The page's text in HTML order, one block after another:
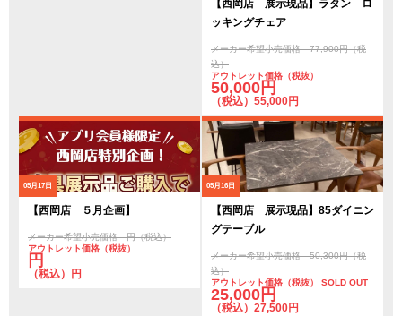
【西岡店 展示現品】ラタン ロ
ッキングチェア
メーカー希望小売価格 77,900円（税
込）
アウトレット価格（税抜）
50,000円
（税込）55,000円
05月17日
【西岡店 ５月企画】
メーカー希望小売価格 円（税込）
アウトレット価格（税抜）
円
（税込）円
05月16日
【西岡店 展示現品】85ダイニン
グテーブル
メーカー希望小売価格 50,300円（税
込）
アウトレット価格（税抜） SOLD OUT
25,000円
（税込）27,500円